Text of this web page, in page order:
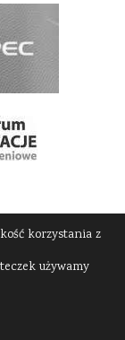
szkoły
korzystania z
używamy